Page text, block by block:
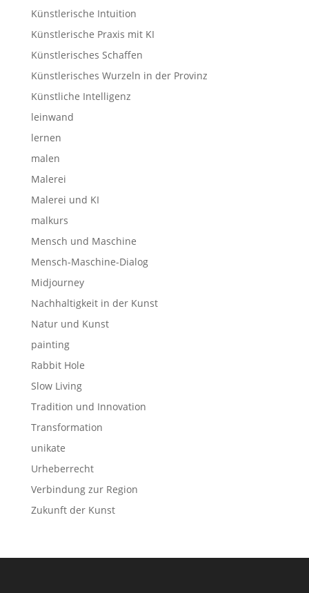
Künstlerische Intuition
Künstlerische Praxis mit KI
Künstlerisches Schaffen
Künstlerisches Wurzeln in der Provinz
Künstliche Intelligenz
leinwand
lernen
malen
Malerei
Malerei und KI
malkurs
Mensch und Maschine
Mensch-Maschine-Dialog
Midjourney
Nachhaltigkeit in der Kunst
Natur und Kunst
painting
Rabbit Hole
Slow Living
Tradition und Innovation
Transformation
unikate
Urheberrecht
Verbindung zur Region
Zukunft der Kunst